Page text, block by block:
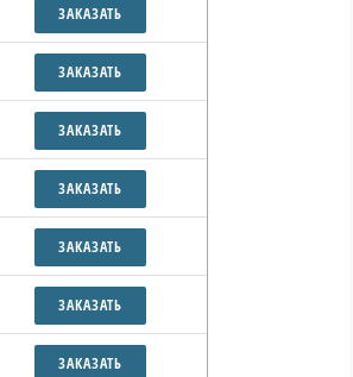
ЗАКАЗАТЬ
ЗАКАЗАТЬ
ЗАКАЗАТЬ
ЗАКАЗАТЬ
ЗАКАЗАТЬ
ЗАКАЗАТЬ
ЗАКАЗАТЬ